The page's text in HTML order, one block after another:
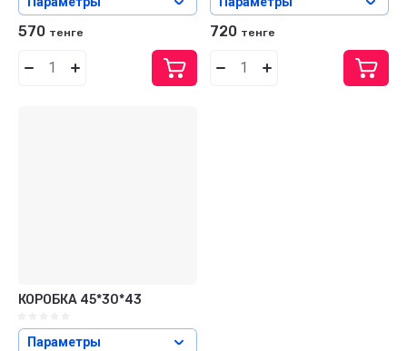
570 тенге 720 тенге
КОРОБКА 45*30*43
Параметры